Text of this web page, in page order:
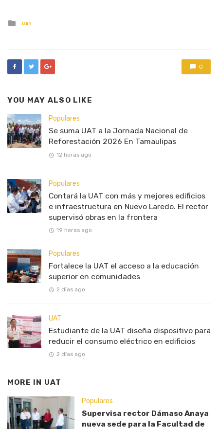
Posted
in
UAT
0
YOU MAY ALSO LIKE
Populares
Se suma UAT a la Jornada Nacional de
Reforestación 2026 En Tamaulipas
12 horas ago
Populares
Contará la UAT con más y mejores edificios
e infraestructura en Nuevo Laredo. El rector
supervisó obras en la frontera
19 horas ago
Populares
Fortalece la UAT el acceso a la educación
superior en comunidades
2 días ago
UAT
Estudiante de la UAT diseña dispositivo para
reducir el consumo eléctrico en edificios
2 días ago
MORE IN UAT
Populares
Supervisa rector Dámaso Anaya
nueva sede para la Facultad de